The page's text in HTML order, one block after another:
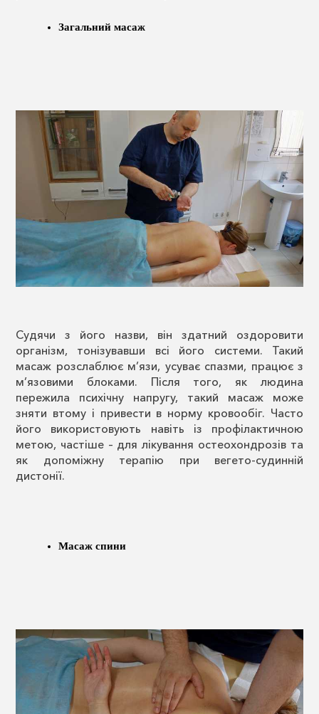
Загальний масаж
Судячи з його назви, він здатний оздоровити
організм, тонізувавши всі його системи. Такий
масаж розслаблює м’язи, усуває спазми, працює з
м’язовими блоками. Після того, як людина
пережила психічну напругу, такий масаж може
зняти втому і привести в норму кровообіг. Часто
його використовують навіть із профілактичною
метою, частіше – для лікування остеохондрозів та
як допоміжну терапію при вегето-судинній
дистонії.
Масаж спини